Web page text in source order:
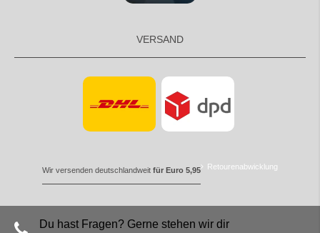
VERSAND
Wir versenden deutschlandweit für Euro 5,95 Retourenabwicklung
Du hast Fragen? Gerne stehen wir dir